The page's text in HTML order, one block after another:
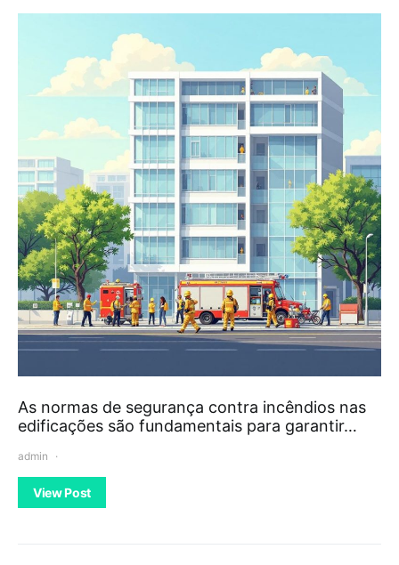
As normas de segurança contra incêndios nas
edificações são fundamentais para garantir…
admin
View Post